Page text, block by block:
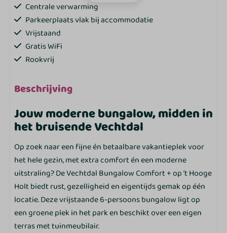
Centrale verwarming
Parkeerplaats vlak bij accommodatie
Vrijstaand
Gratis WiFi
Rookvrij
Blusdeken
Wonen
Open keuken
Eethoek
Zithoek
TV
Badkamer & sanitair
Badkamer beneden
Beschrijving
Jouw moderne bungalow, midden in
het bruisende Vechtdal
Op zoek naar een fijne én betaalbare vakantieplek voor
het hele gezin, met extra comfort én een moderne
uitstraling? De Vechtdal Bungalow Comfort + op ’t Hooge
Holt biedt rust, gezelligheid en eigentijds gemak op één
locatie. Deze vrijstaande 6-persoons bungalow ligt op
een groene plek in het park en beschikt over een eigen
terras met tuinmeubilair.